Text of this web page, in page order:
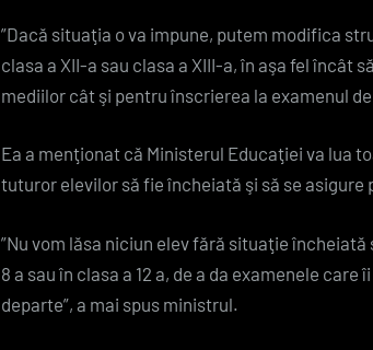
”Dacă situaţia o va impune, putem modifica
clasa a XII-a sau clasa a XIII-a, în aşa fel încât
mediilor cât şi pentru înscrierea la examenul
Ea a menţionat că Ministerul Educaţiei va lua
tuturor elevilor să fie încheiată şi să se
”Nu vom lăsa niciun elev fără situaţie
8 a sau în clasa a 12 a, de a da examenele
departe”, a mai spus ministrul.